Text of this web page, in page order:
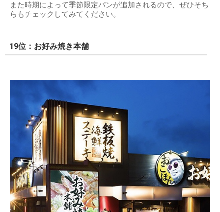
また時期によって季節限定パンが追加されるので、ぜひそち
らもチェックしてみてください。
19位：お好み焼き本舗